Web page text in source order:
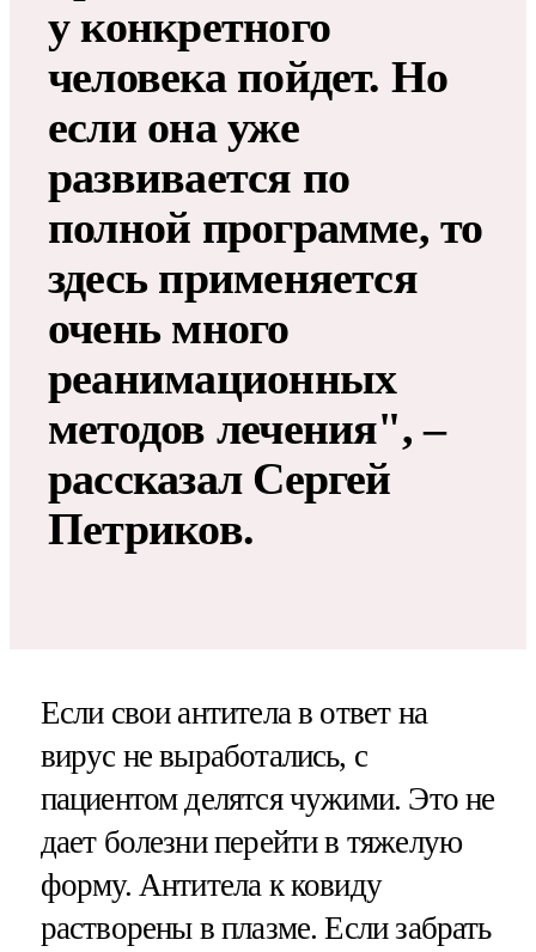
у конкретного
человека пойдет. Но
если она уже
развивается по
полной программе, то
здесь применяется
очень много
реанимационных
методов лечения", –
рассказал Сергей
Петриков.
Если свои антитела в ответ на
вирус не выработались, с
пациентом делятся чужими. Это не
дает болезни перейти в тяжелую
форму. Антитела к ковиду
растворены в плазме. Если забрать